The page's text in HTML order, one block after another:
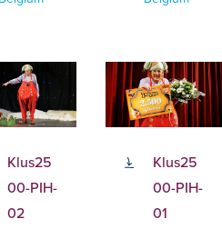
Klus25
00-PIH-
02
Klus25
00-PIH-
01